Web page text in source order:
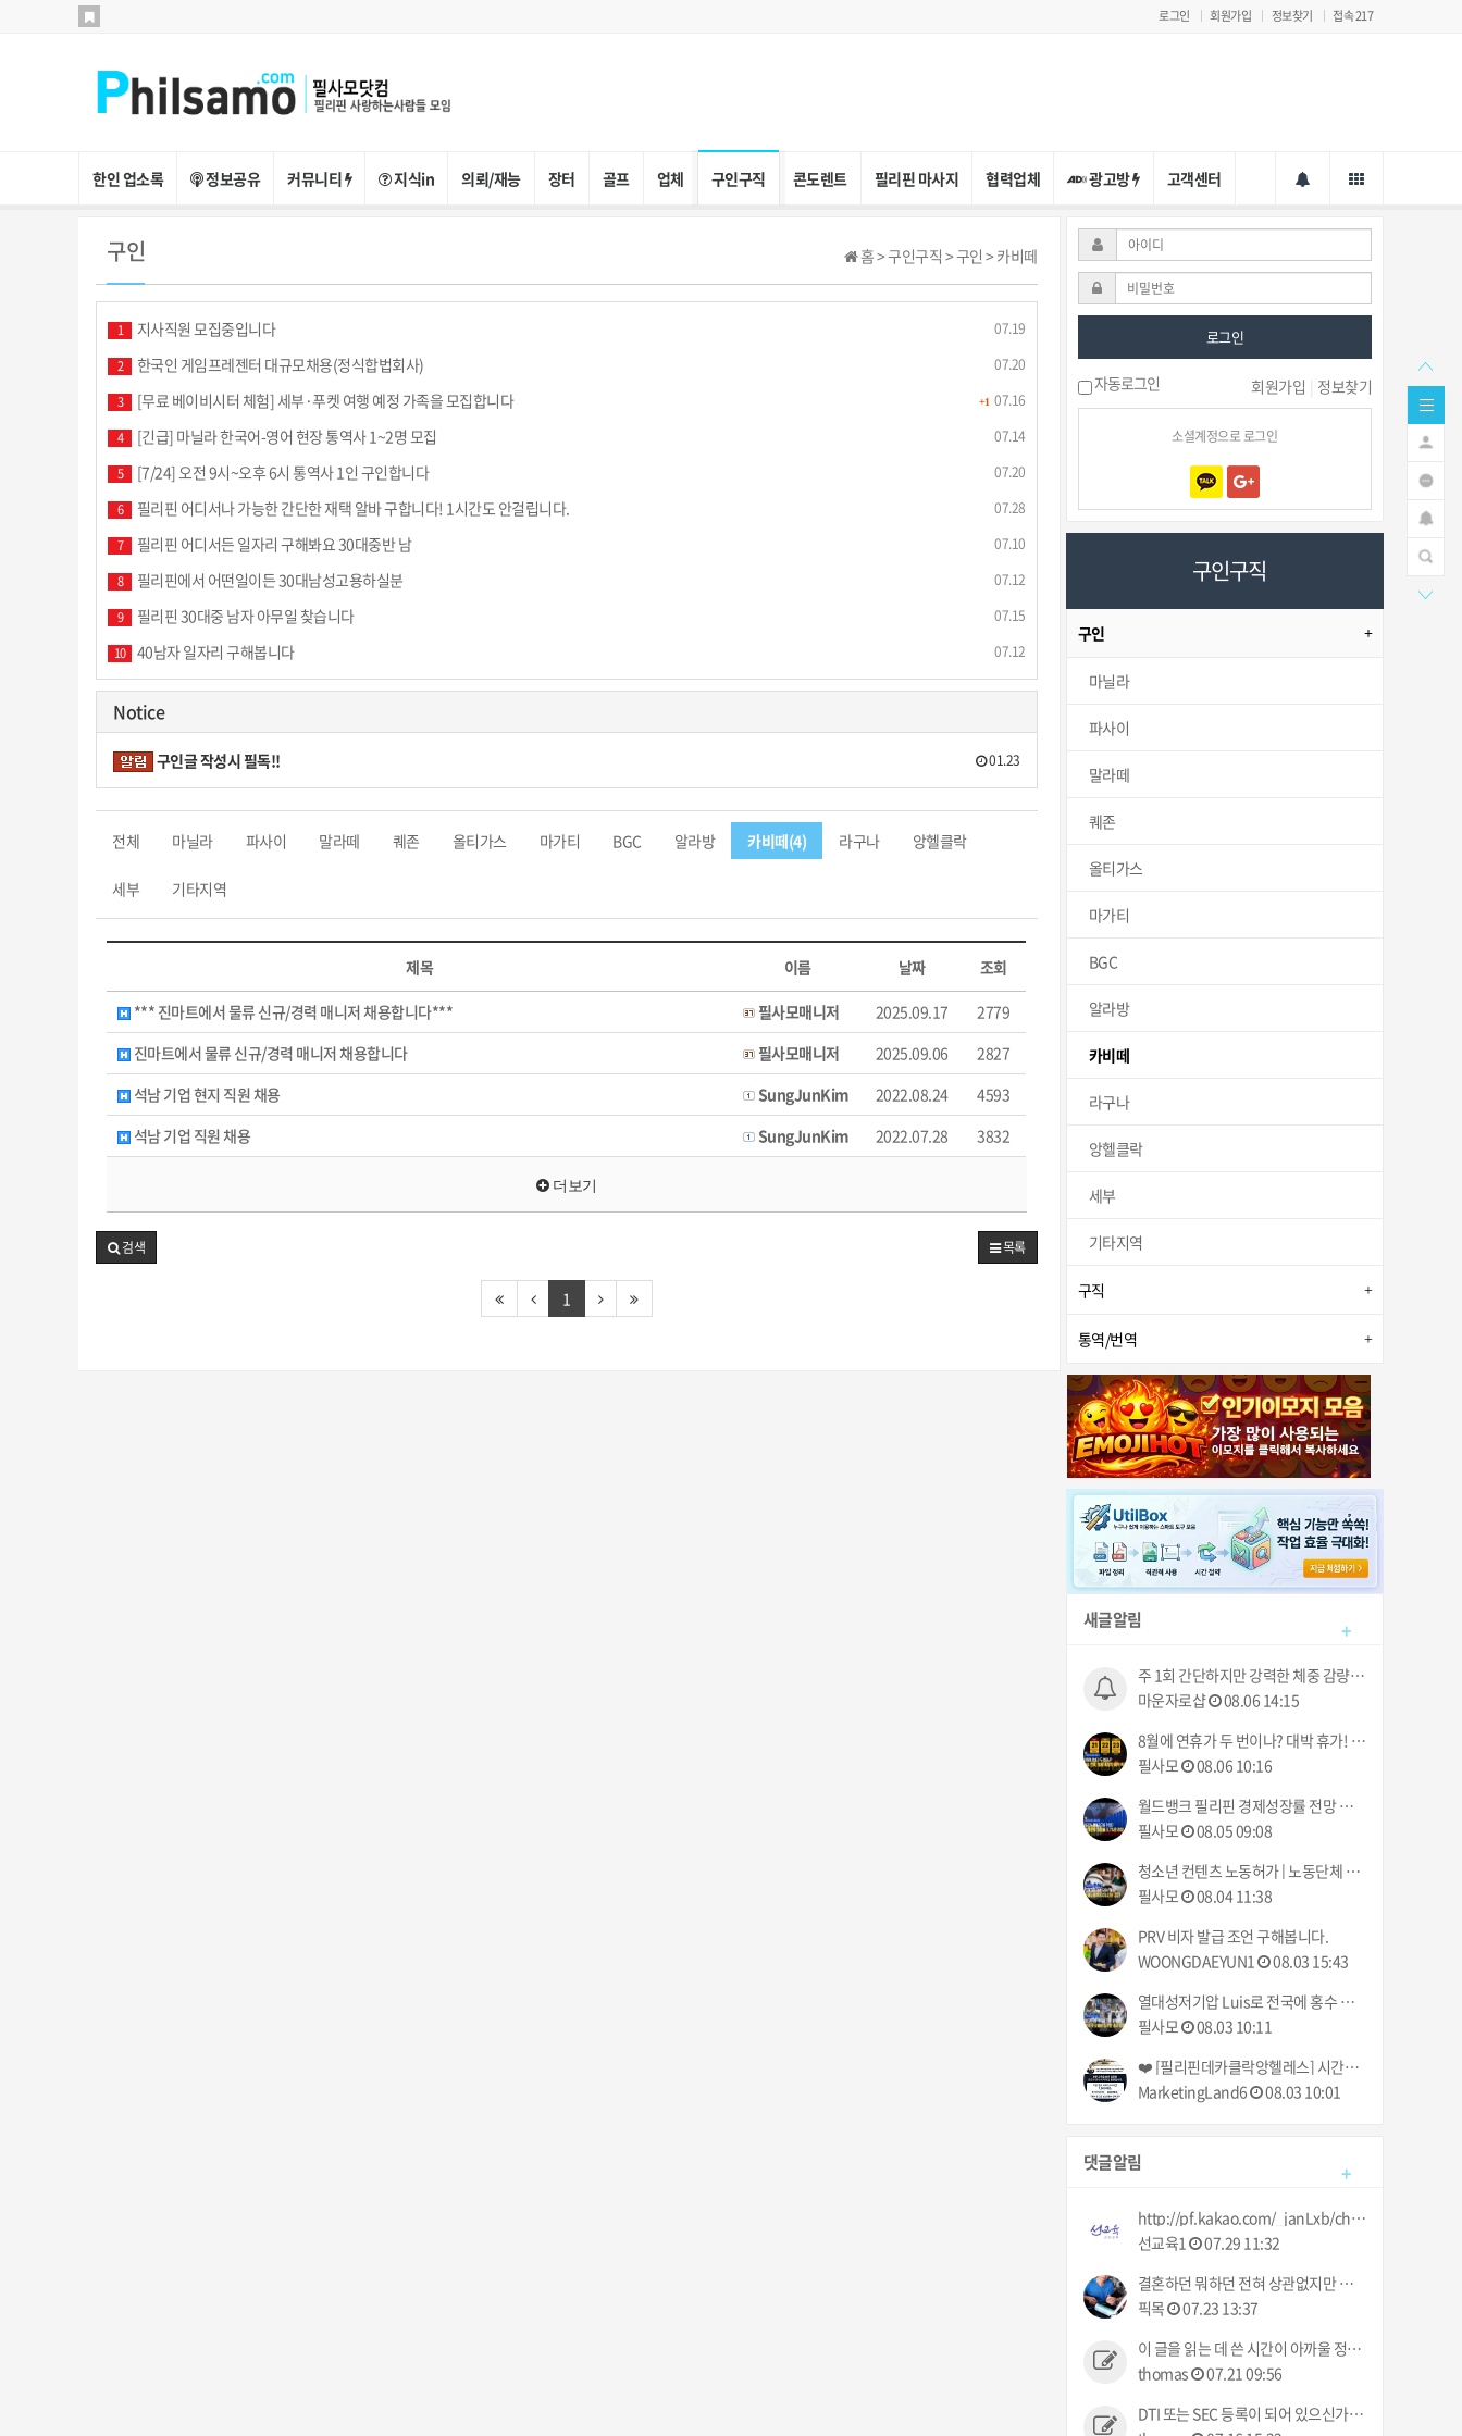
로그인 회원가입 정보찾기 접속 217
한인 업소록 정보공유 커뮤니티 지식in 의뢰/재능 장터 골프 업체 구인구직 콘도렌트 필리핀 마사지 협력업체 광고방 고객센터
홈 > 구인구직 > 구인 > 카비떼
구인
07.19
1 지사직원 모집중입니다
07.20
2 한국인 게임프레젠터 대규모채용(정식합법회사)
+1 07.16
3 [무료 베이비시터 체험] 세부·푸켓 여행 예정 가족을 모집합니다
07.14
4 [긴급] 마닐라 한국어-영어 현장 통역사 1~2명 모집
07.20
5 [7/24] 오전 9시~오후 6시 통역사 1인 구인합니다
07.28
6 필리핀 어디서나 가능한 간단한 재택 알바 구합니다! 1시간도 안걸립니다.
07.10
7 필리핀 어디서든 일자리 구해봐요 30대중반 남
07.12
8 필리핀에서 어떤일이든 30대남성고용하실분
07.15
9 필리핀 30대중 남자 아무일 찾습니다
07.12
10 40남자 일자리 구해봅니다
Notice
01.23
구인글 작성시 필독!!
전체 마닐라 파사이 말라떼 퀘존 올티가스 마가티 BGC 알라방 카비떼(4) 라구나 앙헬클락
세부 기타지역
제목 이름 날짜 조회
*** 진마트에서 물류 신규/경력 매니저 채용합니다*** 필사모매니저 2025.09.17
2779
진마트에서 물류 신규/경력 매니저 채용합니다
필사모매니저 2025.09.06
2827
석남 기업 현지 직원 채용
SungJunKim 2022.08.24
4593
석남 기업 직원 채용
SungJunKim 2022.07.28 3832
더보기
목록
검색
1
로그인
자동로그인 회원가입 정보찾기
소셜계정으로 로그인
구인구직
구인
마닐라
파사이
말라떼
퀘존
올티가스
마가티
BGC
알라방
카비떼
라구나
앙헬클락
세부
기타지역
구직
통역/번역
+
새글알림
주 1회 간단하지만 강력한 체중 감량, 마운자로 샵
마운자로샵
08.06 14:15
8월에 연휴가 두 번이나? 대박 휴가! | 폭풍 메이메이 북부 상륙 | 필리핀동포방송 | 필리핀한인방송 | 필리핀뉴스룸
필사모
08.06 10:16
월드뱅크 필리핀 경제성장률 전망 하향 | 운전자 노조 파업 예고 8월 10일부터 | 필리핀동포방송 | 필리핀한인방송 | 필리핀뉴스룸
필사모
08.05 09:08
청소년 컨텐츠 노동허가 | 노동단체 최저임금 85페소 인상 탄원서 제출 | 필리핀동포방송 | 필리핀한인방송 | 필리핀뉴스룸
필사모
08.04 11:38
PRV 비자 발급 조언 구해봅니다.
WOONGDAEYUN1
08.03 15:43
열대성저기압 Luis로 전국에 홍수 피해 | 최저임금 85페소 인상, 결국 시행될 것 | 필리핀동포방송 | 필리핀한인방송 | 필리핀뉴스룸
필사모
08.03 10:11
❤️ [필리핀데카클락앙헬레스] 시간제입주이사거주부분원룸건물사무실집 출장청소업체 클리닝업 아떼아줌마 청소부 비용추천! (가사도우미전문서비스) ❤️
MarketingLand6
08.03 10:01
+
댓글알림
http://pf.kakao.com/_janLxb/chat 로 문의 주세요 :)
선교육1
07.29 11:32
결혼하던 뭐하던 전혀 상관없지만 요즘 업장에서는 다들 결혼이야기만 하네 ㅠㅠ 했으면 뭐라도 주던지 ㅋㅋ
픽목
07.23 13:37
이 글을 읽는 데 쓴 시간이 아까울 정도로 그 누구의 관심사도 아닌 정보입니다.
thomas
07.21 09:56
DTI 또는 SEC 등록이 되어 있으신가요? 없으면 불법인데 사고 발생시 어떻게 처리해 주실건가요?